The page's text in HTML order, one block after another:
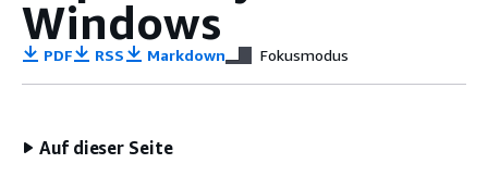
Windows
PDF RSS Markdown Fokusmodus
Auf dieser Seite